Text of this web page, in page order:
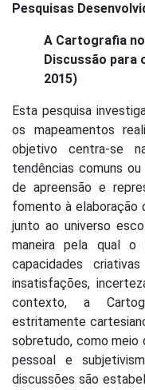
Pesquisas
A Cartografia
Discussão para
2015)
Esta pesquisa
os mapeamentos
objetivo centra-se
tendências comuns
de apreensão e
fomento à elaboração
junto ao universo
maneira pela qual o
capacidades
insatisfações,
contexto, a
estritamente
sobretudo, como meio
pessoal e
discussões são